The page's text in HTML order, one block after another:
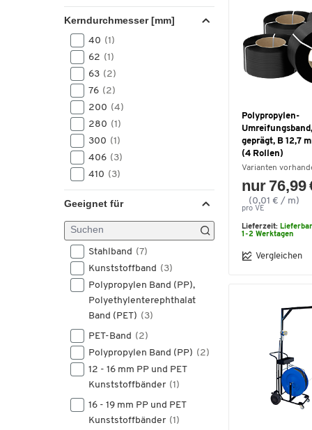
5000
Kerndurchmesser [mm]
40 (1)
62 (1)
63 (2)
76 (2)
200 (4)
280 (1)
300 (1)
406 (3)
410 (3)
Geeignet für
Stahlband (7)
Kunststoffband (3)
Polypropylen Band (PP),
Polyethylenterephthalat
Band (PET) (3)
PET-Band (2)
Polypropylen Band (PP) (2)
12 - 16 mm PP und PET
Kunststoffbänder (1)
16 - 19 mm PP und PET
Kunststoffbänder (1)
Polypropylen-
geprägt, B 12,7
(4 Rollen)
Varianten
nur 76,99
(0,01 € / m)
pro VE
Lieferzeit:
1-2 Werktagen
Vergleichen